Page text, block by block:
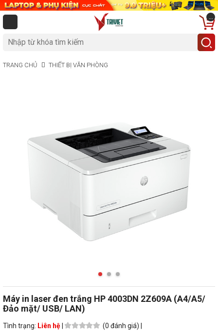
...
TRANG CHỦ THIẾT BỊ VĂN PHÒNG
Máy in laser đen trắng HP 4003DN 2Z609A (A4/A5/
Đảo mặt/ USB/ LAN)
Tình trạng: Liên hệ (0 đánh giá) |